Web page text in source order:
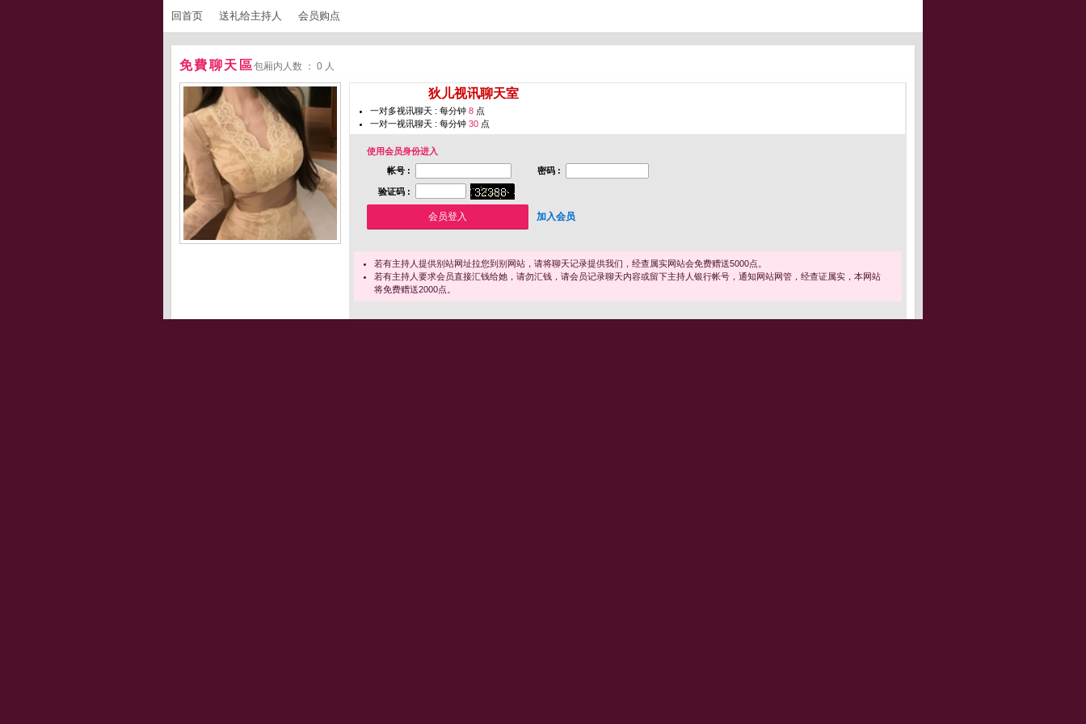
回首页 送礼给主持人 会员购点
免費聊天區包厢内人数 ： 0 人
狄儿视讯聊天室
一对多视讯聊天 : 每分钟 8 点
一对一视讯聊天 : 每分钟 30 点
使用会员身份进入
帐号 :
密码 :
验证码 :
加入会员
若有主持人提供别站网址拉您到别网站，请将聊天记录提供我们，经查属实网站会免费赠送5000点。
若有主持人要求会员直接汇钱给她，请勿汇钱，请会员记录聊天内容或留下主持人银行帐号，通知网站网管，经查证属实，本网站
将免费赠送2000点。